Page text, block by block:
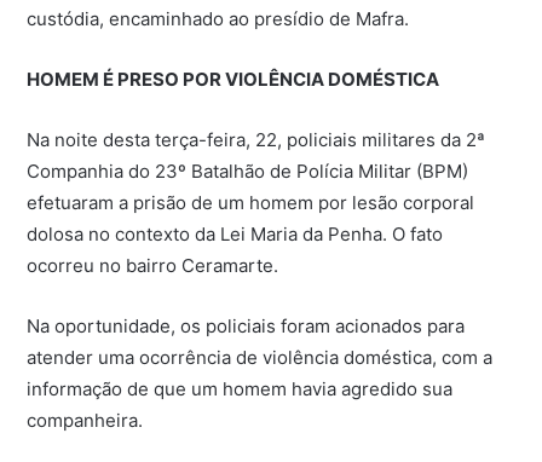
custódia, encaminhado ao presídio de Mafra.
HOMEM É PRESO POR VIOLÊNCIA DOMÉSTICA
Na noite desta terça-feira, 22, policiais militares da 2ª
Companhia do 23º Batalhão de Polícia Militar (BPM)
efetuaram a prisão de um homem por lesão corporal
dolosa no contexto da Lei Maria da Penha. O fato
ocorreu no bairro Ceramarte.
Na oportunidade, os policiais foram acionados para
atender uma ocorrência de violência doméstica, com a
informação de que um homem havia agredido sua
companheira.